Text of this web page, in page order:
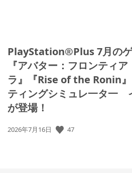
PlayStation®Plus 7月の
『アバター：フロンティ
ラ』『Rise of the Ronin
ティングシミュレ一タ一
が登場！
公
2026年7月16日 47